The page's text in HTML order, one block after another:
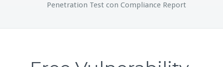
Penetration Test con Compliance Report